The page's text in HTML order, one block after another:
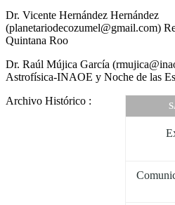
Dr. Vicente Hernández Hernández
(planetariodecozumel@gmail.com)
Quintana Roo
Dr. Raúl Mújica García
Astrofísica-INAOE y Noche de las
Archivo Histórico :